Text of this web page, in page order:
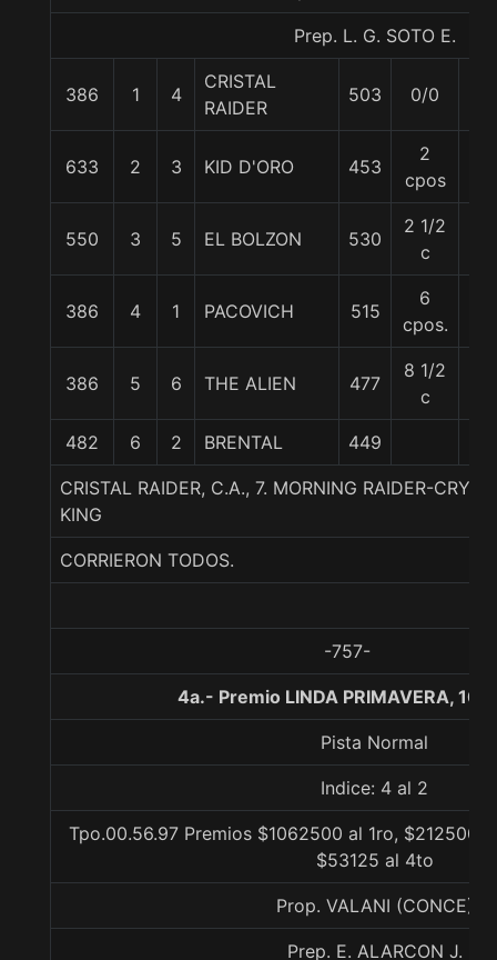
Prep. L. G. SOTO E.
386 1 4
CRISTAL
RAIDER
503 0/0
633 2 3 KID D'ORO 453
2
cpos
550 3 5 EL BOLZON 530
2 1/2
c
386 4 1 PACOVICH 515
6
cpos.
386 5 6 THE ALIEN 477
8 1/2
c
482 6 2 BRENTAL 449
CRISTAL RAIDER, C.A., 7. MORNING RAIDER-
KING
CORRIERON TODOS.
-757-
4a.- Premio LINDA PRIMAVERA,
Pista Normal
Indice: 4 al 2
Tpo.00.56.97 Premios $1062500 al 1ro, $212500
$53125 al 4to
Prop. VALANI (CONCE)
Prep. E. ALARCON J.